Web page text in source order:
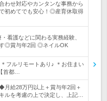
わせ対応やカンタンな事務から
初めてでも安心！◎産育休取得
看護などに関わる実務経験、
◎賞与年2回 ◎ネイルOK
フルリモートあり♪ ＊お住まい
首都…
給28万円以上＋賞与年2回＋
ルを考慮の上で決定し、上記…